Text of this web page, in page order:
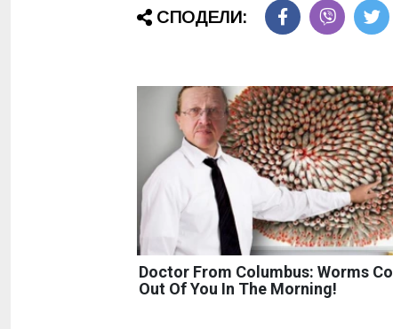
СПОДЕЛИ:
Doctor From Columbus: Worms
Out Of You In The Morning!